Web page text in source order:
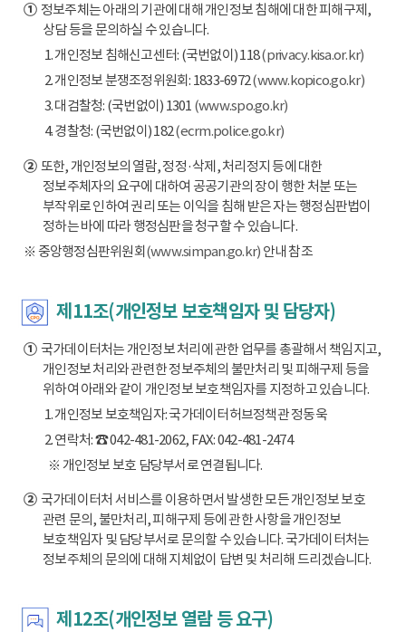
①정보주체는 아래의 기관에 대해 개인정보 침해에 대한 피해구제,
상담 등을 문의하실 수 있습니다.
1. 개인정보 침해신고센터: (국번없이) 118(privacy.kisa.or.kr)
2. 개인정보 분쟁조정위원회: 1833-6972(www.kopico.go.kr)
3. 대검찰청: (국번없이) 1301 (www.spo.go.kr)
4. 경찰청: (국번없이) 182(ecrm.police.go.kr)
②또한, 개인정보의 열람, 정정·삭제, 처리정지 등에 대한
정보주체자의 요구에 대하여 공공기관의 장이 행한 처분 또는
부작위로 인하여 권리 또는 이익을 침해 받은 자는 행정심판법이
정하는 바에 따라 행정심판을 청구할 수 있습니다.
※ 중앙행정심판위원회(www.simpan.go.kr) 안내 참조
제11조(개인정보 보호책임자 및 담당자)
①국가데이터처는 개인정보 처리에 관한 업무를 총괄해서 책임지고,
개인정보 처리와 관련한 정보주체의 불만처리 및 피해구제 등을
위하여 아래와 같이 개인정보 보호책임자를 지정하고 있습니다.
1. 개인정보 보호책임자: 국가데이터허브정책관 정동욱
2. 연락처: ☎ 042-481-2062, FAX: 042-481-2474
※ 개인정보 보호 담당부서로 연결됩니다.
②국가데이터처 서비스를 이용하면서 발생한 모든 개인정보 보호
관련 문의, 불만처리, 피해구제 등에 관한 사항을 개인정보
보호책임자 및 담당부서로 문의할 수 있습니다. 국가데이터처는
정보주체의 문의에 대해 지체없이 답변 및 처리해 드리겠습니다.
제12조(개인정보 열람 등 요구)